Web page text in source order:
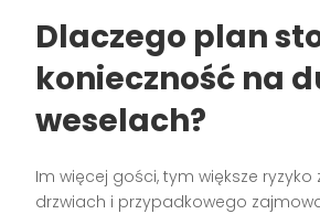
Dlaczego plan
konieczność na
weselach?
Im więcej gości, tym większe
drzwiach i przypadkowego